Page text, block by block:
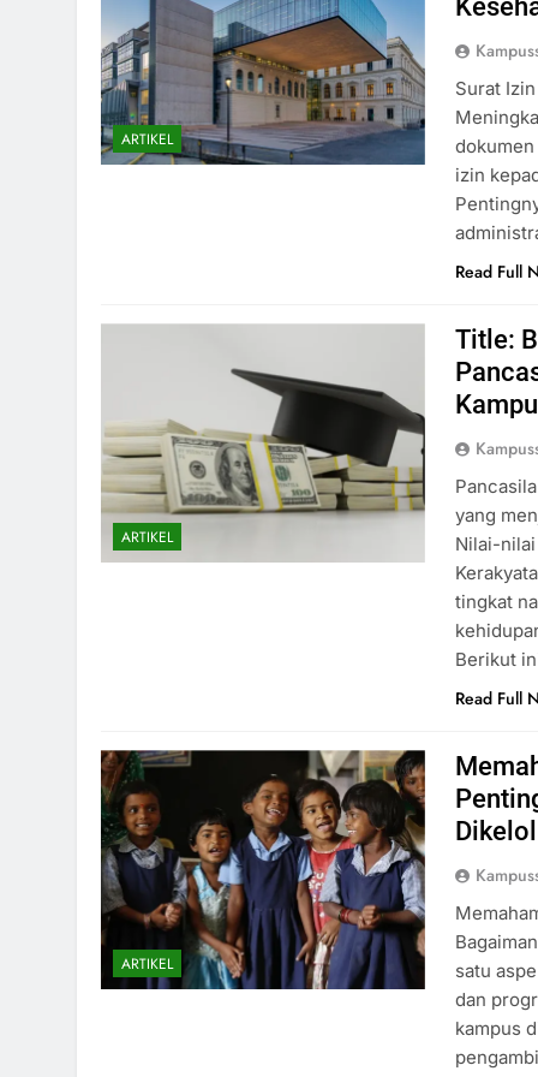
ARTIKEL
Surat
izin
Read Full
ARTIKEL
Title:
yang
Nilai-nilai
tingkat
Berikut
Read Full
ARTIKEL
satu
dan
kampus